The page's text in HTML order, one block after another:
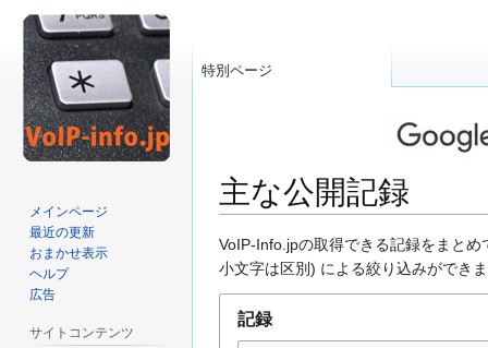
主な公開記録
ナ
ビ
ゲ
検
索
に
VoIP-Info.jpの取得できる記録をまと
小文字は区別) による絞り込みができ
記録
特別ページ
メインページ
最近の更新
おまかせ表示
ヘルプ
広告
サイトコンテンツ